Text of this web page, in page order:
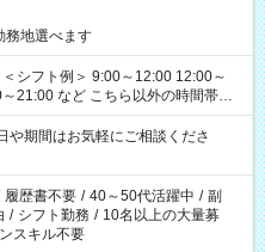
地選べます
ら以外の時間帯も
期間はお気軽にご相談くださ
履歴書不要 / 40～50代活躍中 / 副
/ シフト勤務 / 10名以上の大量募
スキル不要